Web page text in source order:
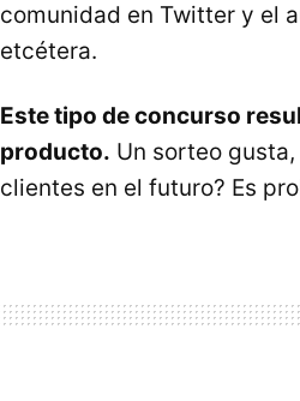
comunidad en Twitter y el
etcétera.
Este tipo de concurso
producto. Un sorteo
clientes en el futuro? Es